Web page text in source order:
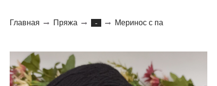
Главная Пряжа - Меринос с па